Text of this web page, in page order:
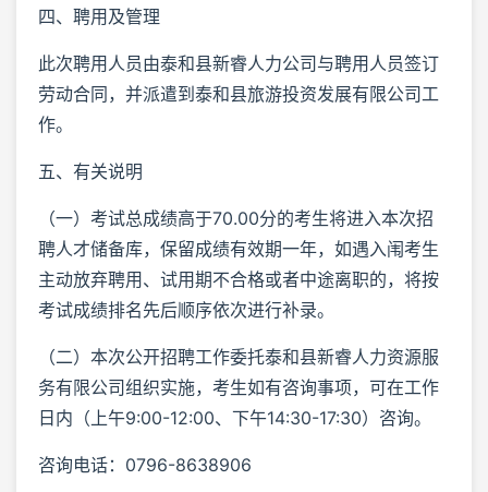
四、聘用及管理
此次聘用人员由泰和县新睿人力公司与聘用人员签订
劳动合同，并派遣到泰和县旅游投资发展有限公司工
作。
五、有关说明
（一）考试总成绩高于70.00分的考生将进入本次招
聘人才储备库，保留成绩有效期一年，如遇入闱考生
主动放弃聘用、试用期不合格或者中途离职的，将按
考试成绩排名先后顺序依次进行补录。
（二）本次公开招聘工作委托泰和县新睿人力资源服
务有限公司组织实施，考生如有咨询事项，可在工作
日内（上午9:00-12:00、下午14:30-17:30）咨询。
咨询电话：0796-8638906